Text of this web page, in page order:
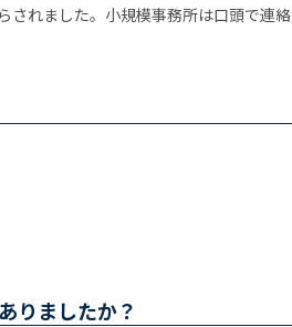
れました。小規模事務所は口頭で連絡
りましたか？